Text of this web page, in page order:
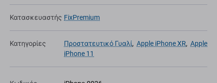
Κατασκευαστής FixPremium
Κατηγορίες Προστατευτικό Γυαλί, Apple iPhone XR, Apple
iPhone 11